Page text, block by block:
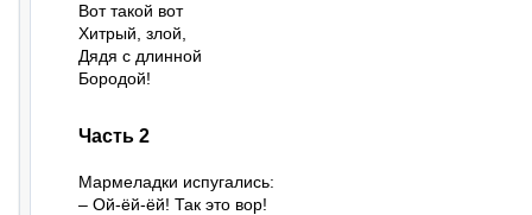
Вот такой вот
Хитрый, злой,
Дядя с длинной
Бородой!
Часть 2
Мармеладки испугались:
– Ой-ёй-ёй! Так это вор!